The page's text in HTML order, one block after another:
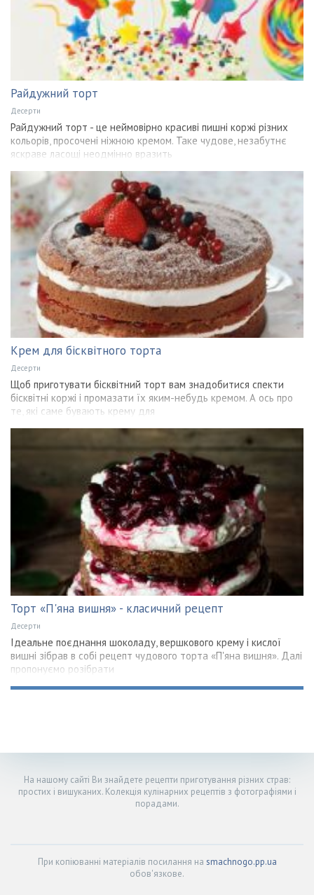
Райдужний торт
Десерти
Райдужний торт - це неймовірно красиві пишні коржі різних
кольорів, просочені ніжною кремом. Таке чудове, незабутнє
яскраве ласощі неодмінно вразить
Крем для бісквітного торта
Десерти
Щоб приготувати бісквітний торт вам знадобитися спекти
бісквітні коржі і промазати їх яким-небудь кремом. А ось про
те, які саме бувають крему для
Торт «П'яна вишня» - класичний рецепт
Десерти
Ідеальне поєднання шоколаду, вершкового крему і кислої
вишні зібрав в собі рецепт чудового торта «П'яна вишня». Далі
пропонуємо розібрати
На нашому сайті Ви знайдете рецепти приготування різних страв:
простих і вишуканих. Колекція кулінарних рецептів з фотографіями і
порадами.
При копіюванні матеріалів посилання на smachnogo.pp.ua
обов'язкове.